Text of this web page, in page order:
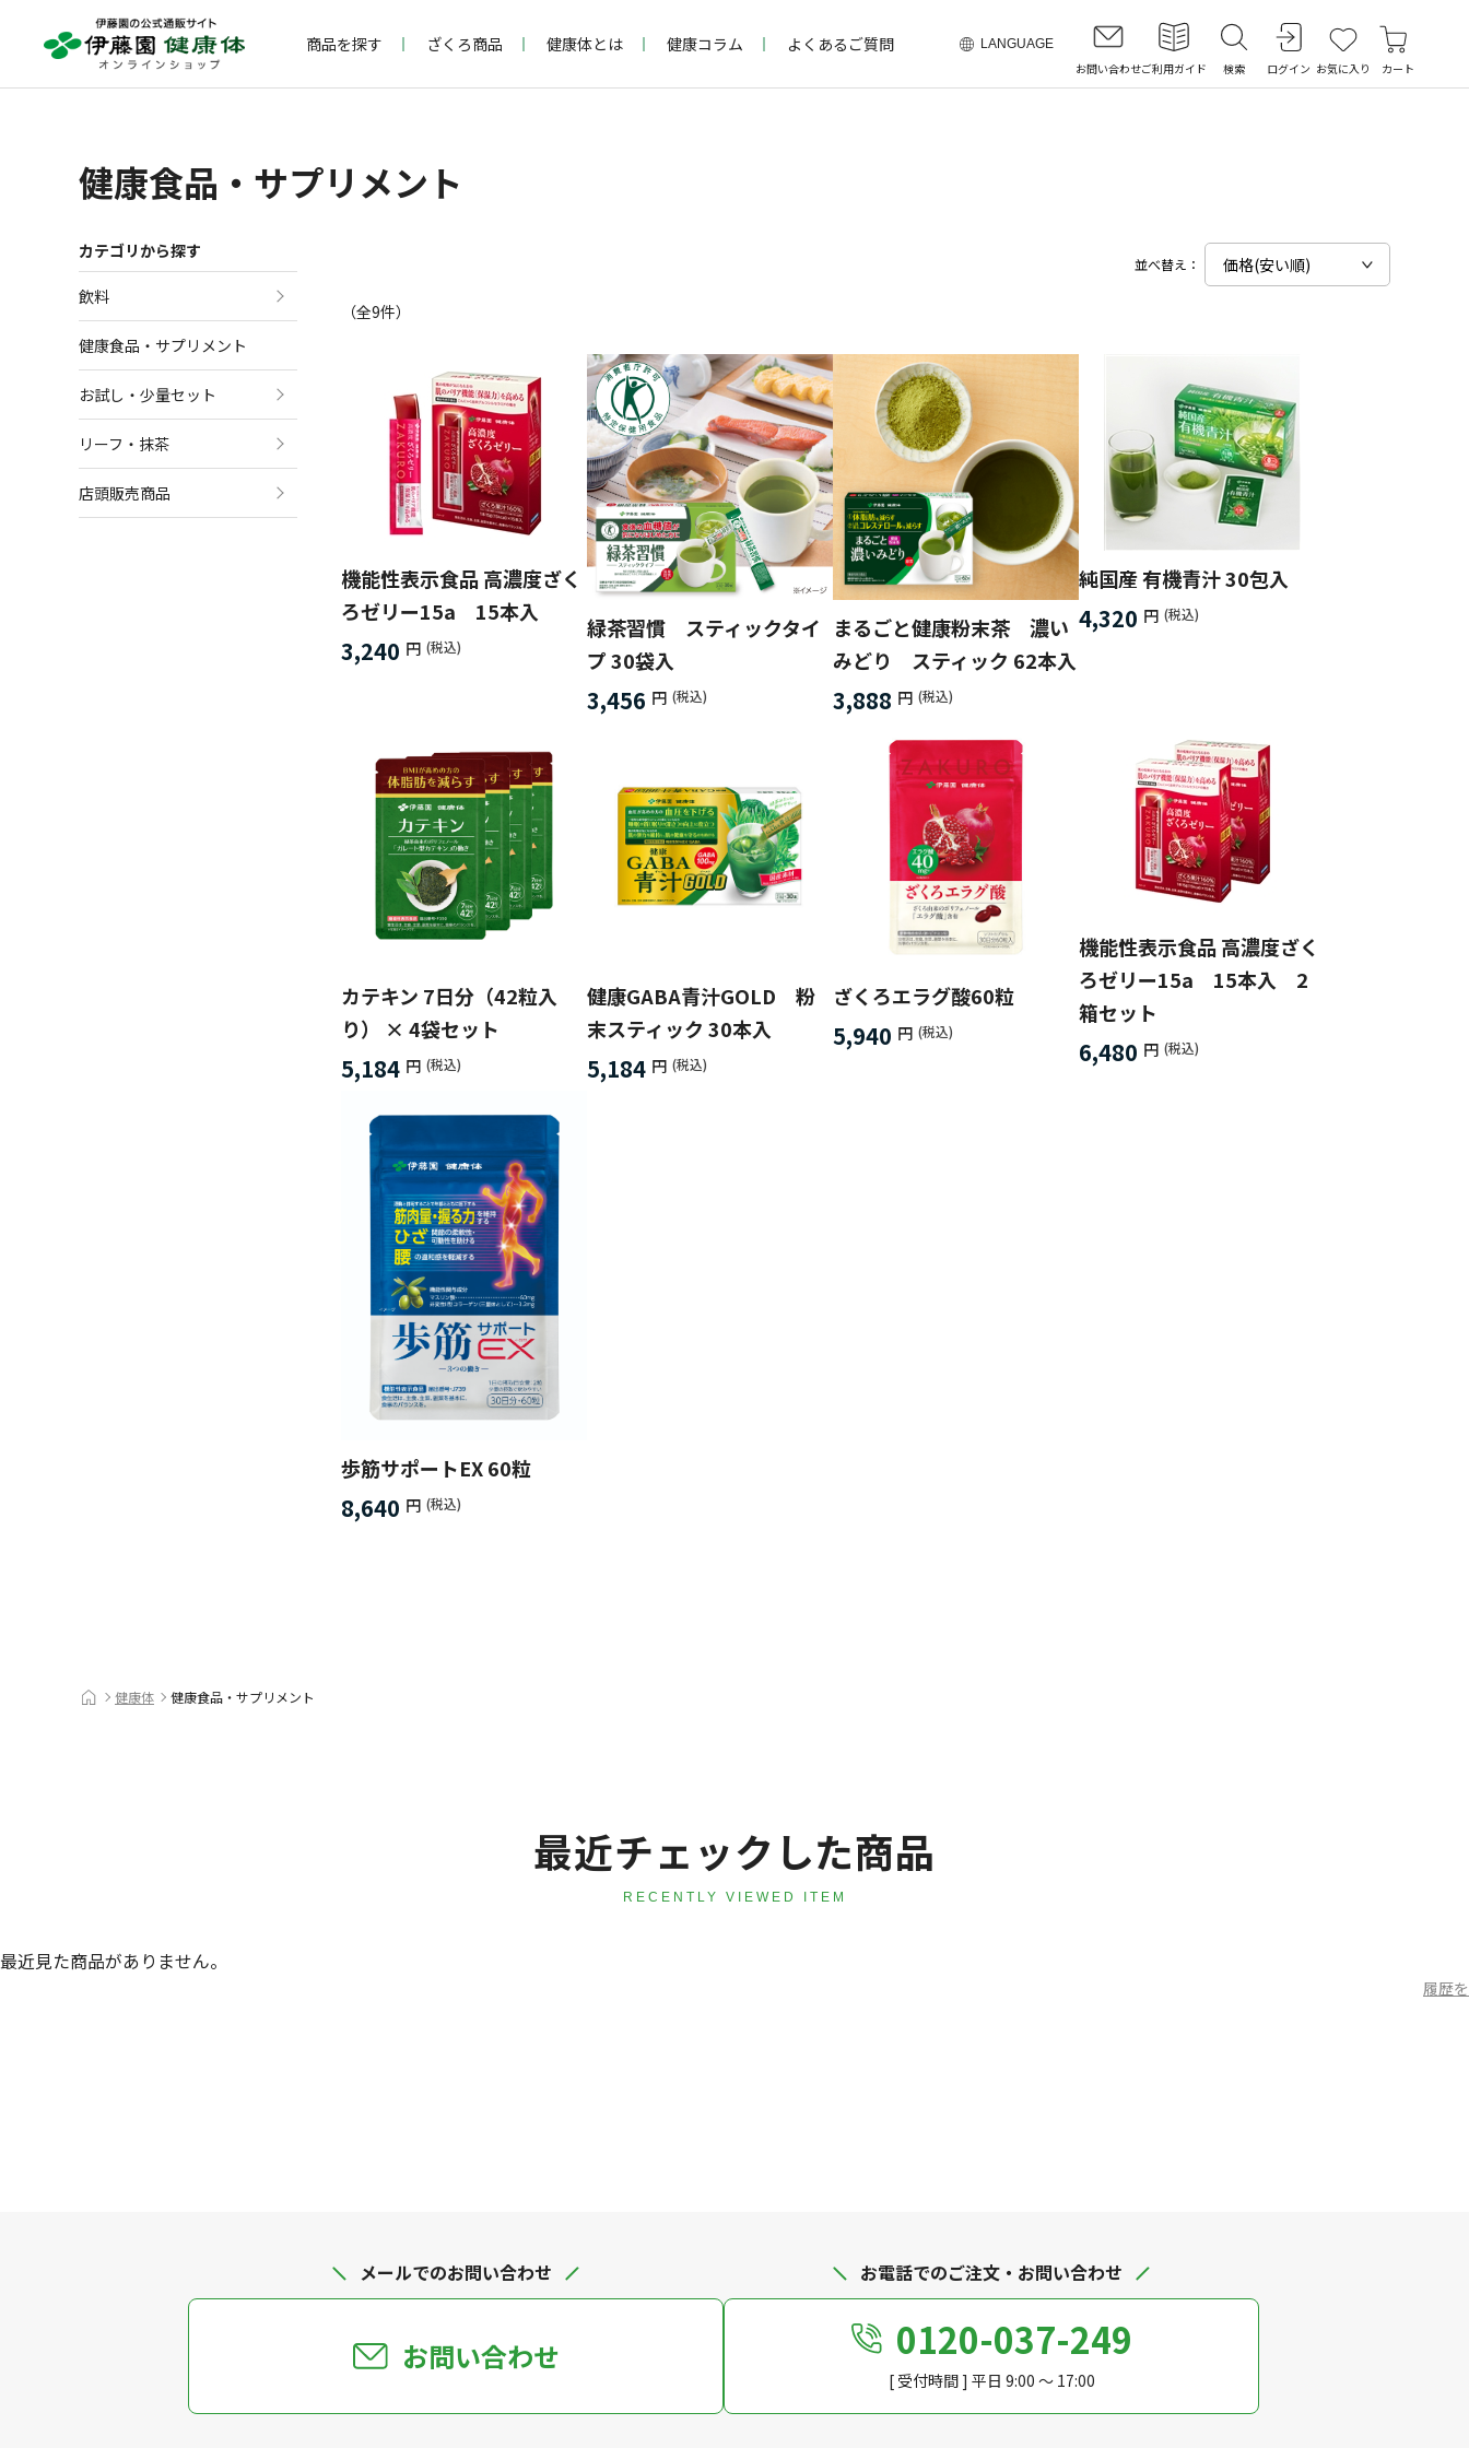
商品を探す ざくろ商品 健康体とは 健康コラム よくあるご質問 LANGUAGE
お問い合わせご利用ガイド 検索 ログイン お気に入り カート
健康食品・サプリメント
カテゴリから探す
飲料
健康食品・サプリメント
お試し・少量セット
リーフ・抹茶
店頭販売商品
並べ替え：
（全9件）
機能性表示食品 高濃度ざく
ろゼリー15a 15本入
3,240 円 (税込)
緑茶習慣 スティックタイ
プ 30袋入
3,456 円 (税込)
まるごと健康粉末茶 濃い
みどり スティック 62本入
3,888 円 (税込)
純国産 有機青汁 30包入
4,320 円 (税込)
カテキン 7日分（42粒入
り） × 4袋セット
5,184 円 (税込)
健康GABA青汁GOLD 粉
末スティック 30本入
5,184 円 (税込)
ざくろエラグ酸60粒
5,940 円 (税込)
機能性表示食品 高濃度ざく
ろゼリー15a 15本入 2
箱セット
6,480 円 (税込)
歩筋サポートEX 60粒
8,640 円 (税込)
健康体 健康食品・サプリメント
最近チェックした商品
RECENTLY VIEWED ITEM
最近見た商品がありません。
履歴
メールでのお問い合わせ
お問い合わせ
お電話でのご注文・お問い合わせ
0120-037-249
[ 受付時間 ] 平日 9:00 ～ 17:00